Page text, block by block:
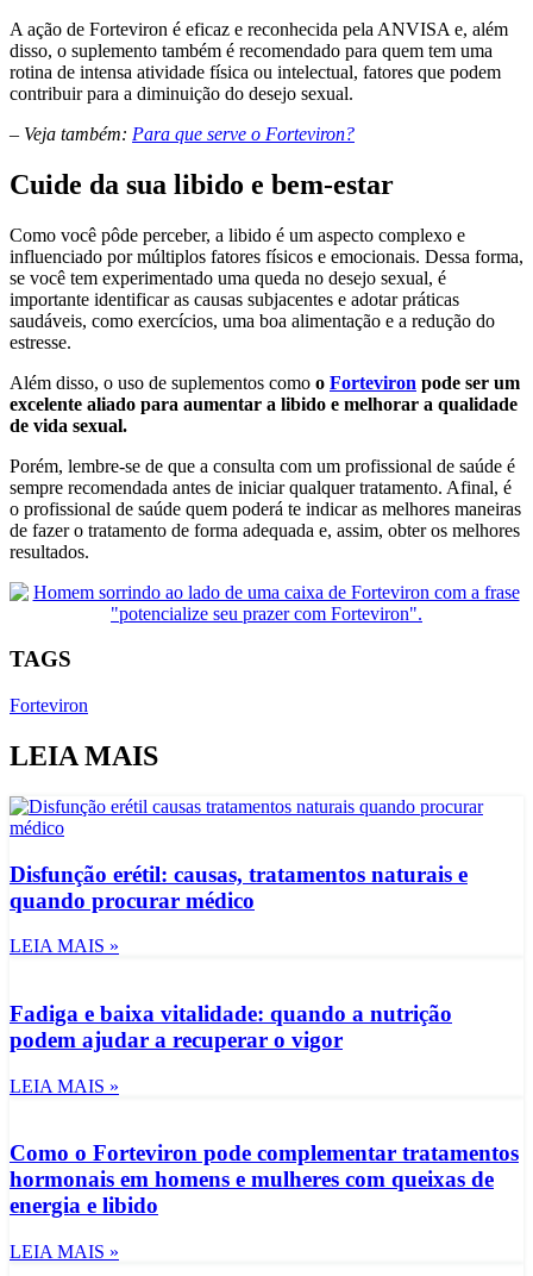
A ação de Forteviron é eficaz e reconhecida pela ANVISA e, além
disso, o suplemento também é recomendado para quem tem uma
rotina de intensa atividade física ou intelectual, fatores que podem
contribuir para a diminuição do desejo sexual.
– Veja também: Para que serve o Forteviron?
Cuide da sua libido e bem-estar
Como você pôde perceber, a libido é um aspecto complexo e
influenciado por múltiplos fatores físicos e emocionais. Dessa forma,
se você tem experimentado uma queda no desejo sexual, é
importante identificar as causas subjacentes e adotar práticas
saudáveis, como exercícios, uma boa alimentação e a redução do
estresse.
Além disso, o uso de suplementos como o Forteviron pode ser um
excelente aliado para aumentar a libido e melhorar a qualidade
de vida sexual.
Porém, lembre-se de que a consulta com um profissional de saúde é
sempre recomendada antes de iniciar qualquer tratamento. Afinal, é
o profissional de saúde quem poderá te indicar as melhores maneiras
de fazer o tratamento de forma adequada e, assim, obter os melhores
resultados.
TAGS
Forteviron
LEIA MAIS
Disfunção erétil: causas, tratamentos naturais e
quando procurar médico
LEIA MAIS »
Fadiga e baixa vitalidade: quando a nutrição
podem ajudar a recuperar o vigor
LEIA MAIS »
Como o Forteviron pode complementar tratamentos
hormonais em homens e mulheres com queixas de
energia e libido
LEIA MAIS »